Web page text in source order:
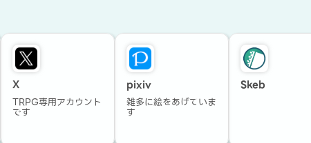
X
TRPG専用アカウント
です
pixiv
雑多に絵をあげていま
す
Skeb